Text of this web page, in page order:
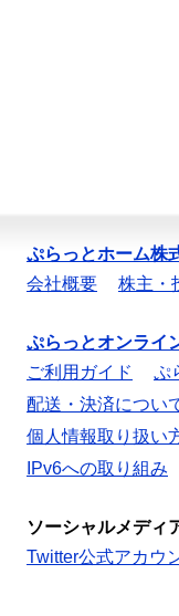
ぷらっとホーム株
会社概要
株主・
ぷらっとオンライ
ご利用ガイド
ぷ
配送・決済につい
個人情報取り扱い
IPv6への取り組み
ソーシャルメディ
Twitter公式アカウ